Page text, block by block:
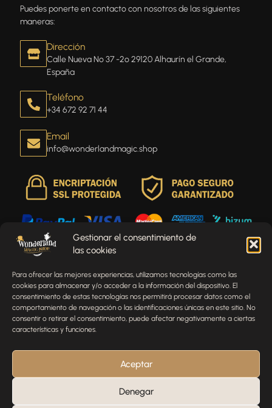
Gestionar el consentimiento de
las cookies
Para ofrecer las mejores experiencias, utilizamos tecnologías como las
cookies para almacenar y/o acceder a la información del dispositivo. El
consentimiento de estas tecnologías nos permitirá procesar datos como el
comportamiento de navegación o las identificaciones únicas en este sitio. No
consentir o retirar el consentimiento, puede afectar negativamente a ciertas
características y funciones.
Aceptar
Denegar
Puedes ponerte en contacto con nosotros de las siguientes
maneras:
Dirección
Calle Nueva Nº 37 -2º 29120 Alhaurín el Grande,
España
Teléfono
+34 672 92 71 44
Email
info@wonderlandmagic.shop
Envíenos un mensaje
¿Tienes alguna pregunta, comentario o necesitas ayuda
con tu pedido? Estamos aquí para ayudarte.
NOMBRE
EMAIL